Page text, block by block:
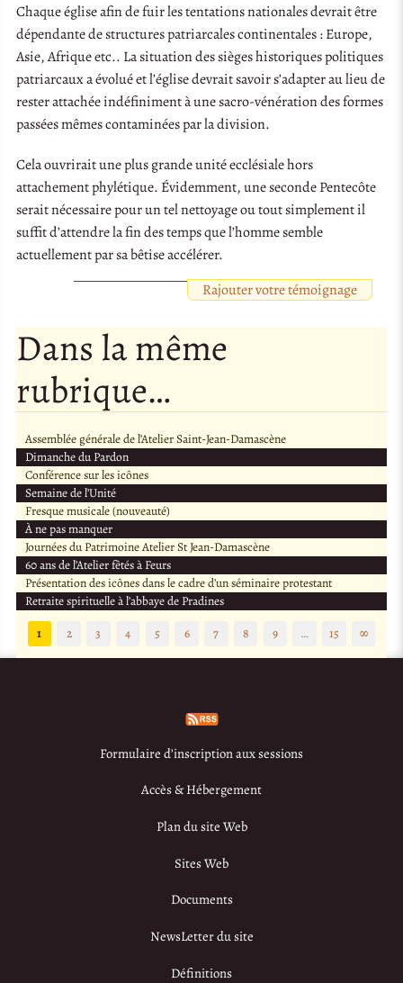
Chaque église afin de fuir les tentations nationales devrait être
dépendante de structures patriarcales continentales : Europe,
Asie, Afrique etc.. La situation des sièges historiques politiques
patriarcaux a évolué et l’église devrait savoir s’adapter au lieu de
rester attachée indéfiniment à une sacro-vénération des formes
passées mêmes contaminées par la division.
Cela ouvrirait une plus grande unité ecclésiale hors
attachement phylétique. Évidemment, une seconde Pentecôte
serait nécessaire pour un tel nettoyage ou tout simplement il
suffit d’attendre la fin des temps que l’homme semble
actuellement par sa bêtise accélérer.
Rajouter votre témoignage
Dans la même
rubrique…
Assemblée générale de l’Atelier Saint-Jean-Damascène
Dimanche du Pardon
Conférence sur les icônes
Semaine de l’Unité
Fresque musicale (nouveauté)
À ne pas manquer
Journées du Patrimoine Atelier St Jean-Damascène
60 ans de l’Atelier fêtés à Feurs
Présentation des icônes dans le cadre d’un séminaire protestant
Retraite spirituelle à l’abbaye de Pradines
1
2 3 4 5 6 7 8 9 … 15 ∞
Formulaire d’inscription aux sessions
Accès & Hébergement
Plan du site Web
Sites Web
Documents
NewsLetter du site
Définitions